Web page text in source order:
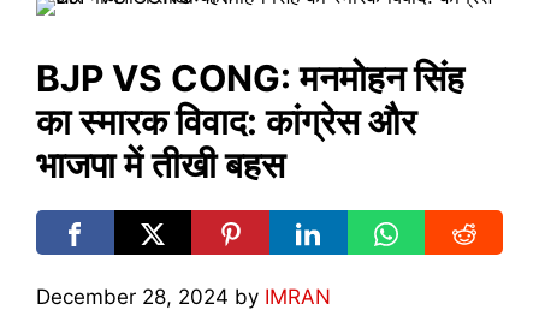
BJP VS CONG: मनमोहन सिंह
का स्मारक विवाद: कांग्रेस और
भाजपा में तीखी बहस
December 28, 2024 by IMRAN